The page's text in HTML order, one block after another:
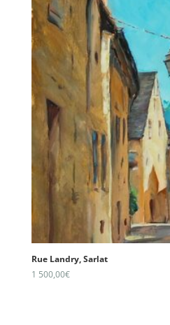
Rue Landry, Sarlat
1 500,00€